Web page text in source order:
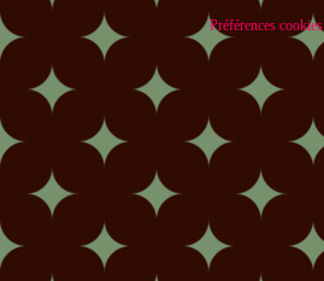
Préférences cookies